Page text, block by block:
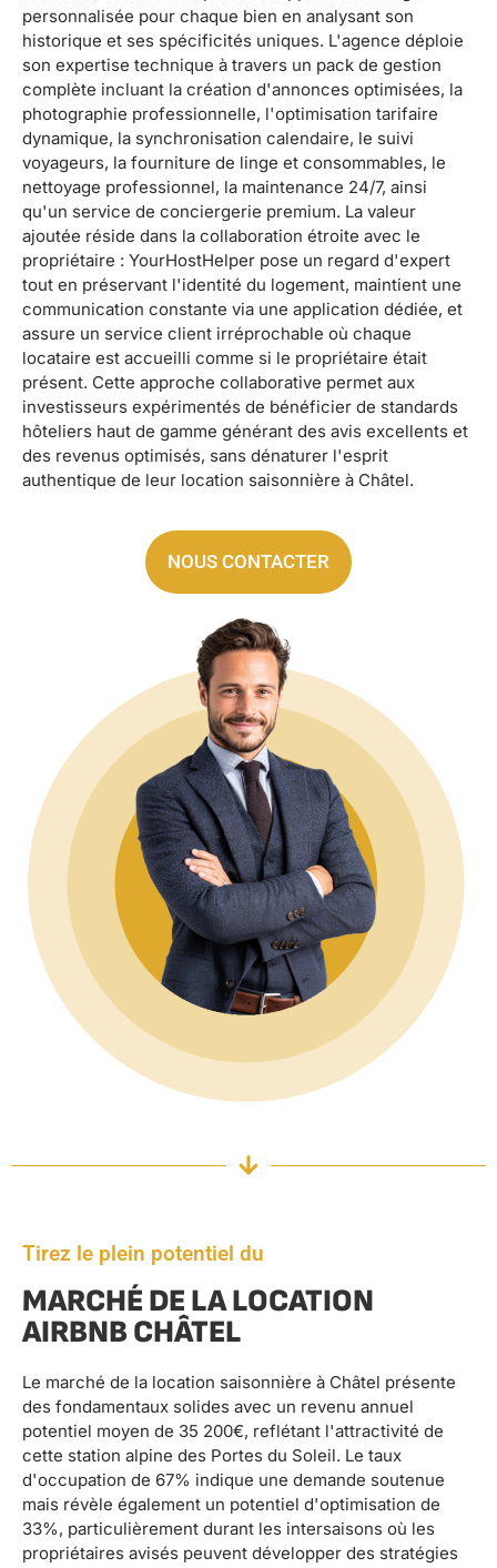
personnalisée pour chaque bien en analysant son
historique et ses spécificités uniques. L'agence déploie
son expertise technique à travers un pack de gestion
complète incluant la création d'annonces optimisées, la
photographie professionnelle, l'optimisation tarifaire
dynamique, la synchronisation calendaire, le suivi
voyageurs, la fourniture de linge et consommables, le
nettoyage professionnel, la maintenance 24/7, ainsi
qu'un service de conciergerie premium. La valeur
ajoutée réside dans la collaboration étroite avec le
propriétaire : YourHostHelper pose un regard d'expert
tout en préservant l'identité du logement, maintient une
communication constante via une application dédiée, et
assure un service client irréprochable où chaque
locataire est accueilli comme si le propriétaire était
présent. Cette approche collaborative permet aux
investisseurs expérimentés de bénéficier de standards
hôteliers haut de gamme générant des avis excellents et
des revenus optimisés, sans dénaturer l'esprit
authentique de leur location saisonnière à Châtel.
NOUS CONTACTER
Tirez le plein potentiel du
MARCHÉ DE LA LOCATION
AIRBNB CHÂTEL
Le marché de la location saisonnière à Châtel présente
des fondamentaux solides avec un revenu annuel
potentiel moyen de 35 200€, reflétant l'attractivité de
cette station alpine des Portes du Soleil. Le taux
d'occupation de 67% indique une demande soutenue
mais révèle également un potentiel d'optimisation de
33%, particulièrement durant les intersaisons où les
propriétaires avisés peuvent développer des stratégies